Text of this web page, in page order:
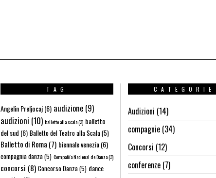
TAG
Angelin Preljocaj(6) audizione(9)
audizioni (10) balletto alla scala(3) balletto
del sud (6) Balletto del Teatro alla Scala(5)
Balletto di Roma (7) biennale venezia(6)
compagnia danza(5) Compañía Nacional de Danza(3)
concorsi (8) Concorso Danza(5) dance
CATEGORIE
Audizioni (14)
compagnie (34)
Concorsi (12)
conferenze (7)